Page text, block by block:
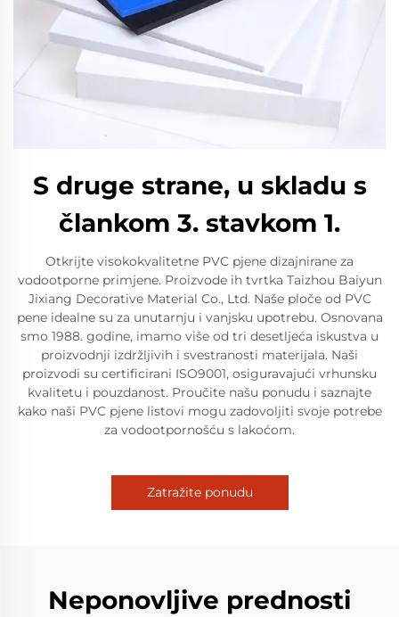
S druge strane, u skladu s
člankom 3. stavkom 1.
Otkrijte visokokvalitetne PVC pjene dizajnirane za
vodootporne primjene. Proizvode ih tvrtka Taizhou Baiyun
Jixiang Decorative Material Co., Ltd. Naše ploče od PVC
pene idealne su za unutarnju i vanjsku upotrebu. Osnovana
smo 1988. godine, imamo više od tri desetljeća iskustva u
proizvodnji izdržljivih i svestranosti materijala. Naši
proizvodi su certificirani ISO9001, osiguravajući vrhunsku
kvalitetu i pouzdanost. Proučite našu ponudu i saznajte
kako naši PVC pjene listovi mogu zadovoljiti svoje potrebe
za vodootpornošću s lakoćom.
Zatražite ponudu
Neponovljive prednosti